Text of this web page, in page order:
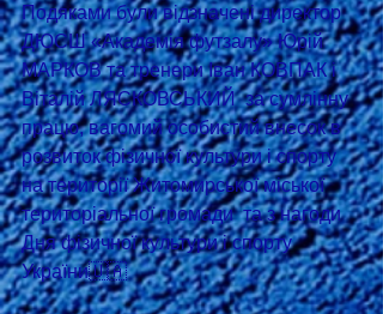
Подяками були відзначені директор
ДЮСШ «Академія футзалу» Юрій
МАРКОВ та тренери Іван КОВПАК і
Віталій ЛЯСКОВСЬКИЙ  за сумлінну
працю, вагомий особистий внесок в
розвиток фізичної культури і спорту
на території Житомирської міської
територіальної громади  та з нагоди
Дня фізичної культури і спорту
України🇺🇦